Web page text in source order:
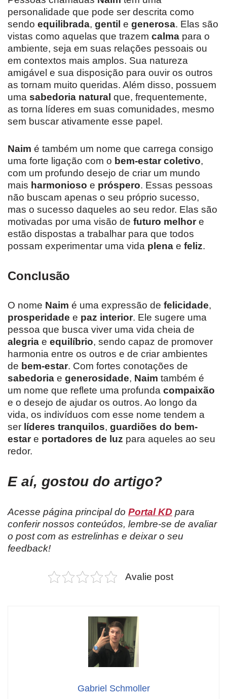
personalidade que pode ser descrita como
sendo equilibrada, gentil e generosa. Elas são
vistas como aquelas que trazem calma para o
ambiente, seja em suas relações pessoais ou
em contextos mais amplos. Sua natureza
amigável e sua disposição para ouvir os outros
as tornam muito queridas. Além disso, possuem
uma sabedoria natural que, frequentemente,
as torna líderes em suas comunidades, mesmo
sem buscar ativamente esse papel.
Naim é também um nome que carrega consigo
uma forte ligação com o bem-estar coletivo,
com um profundo desejo de criar um mundo
mais harmonioso e próspero. Essas pessoas
não buscam apenas o seu próprio sucesso,
mas o sucesso daqueles ao seu redor. Elas são
motivadas por uma visão de futuro melhore
estão dispostas a trabalhar para que todos
possam experimentar uma vida plena e feliz.
Conclusão
O nome Naim é uma expressão de felicidade,
prosperidade e paz interior. Ele sugere uma
pessoa que busca viver uma vida cheia de
alegria e equilíbrio, sendo capaz de promover
harmonia entre os outros e de criar ambientes
de bem-estar. Com fortes conotações de
sabedoria e generosidade, Naim também é
um nome que reflete uma profunda compaixão
e o desejo de ajudar os outros. Ao longo da
vida, os indivíduos com esse nome tendem a
ser líderes tranquilos, guardiões do bem-
estare portadores de luz para aqueles ao seu
redor.
E aí, gostou do artigo?
Acesse página principal do Portal KD para
conferir nossos conteúdos, lembre-se de avaliar
o post com as estrelinhas e deixar o seu
feedback!
Avalie post
Gabriel Schmoller